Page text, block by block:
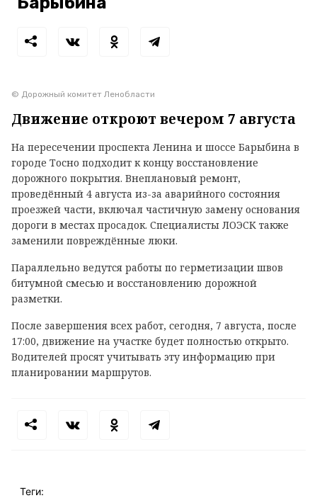
© Дорожный комитет Ленобласти
Движение откроют вечером 7 августа
На пересечении проспекта Ленина и шоссе Барыбина в
городе Тосно подходит к концу восстановление
дорожного покрытия. Внеплановый ремонт,
проведённый 4 августа из-за аварийного состояния
проезжей части, включал частичную замену основания
дороги в местах просадок. Специалисты ЛОЭСК также
заменили повреждённые люки.
Параллельно ведутся работы по герметизации швов
битумной смесью и восстановлению дорожной
разметки.
После завершения всех работ, сегодня, 7 августа, после
17:00, движение на участке будет полностью открыто.
Водителей просят учитывать эту информацию при
планировании маршрутов.
Теги: